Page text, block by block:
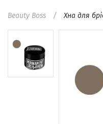
Beauty Boss Хна для